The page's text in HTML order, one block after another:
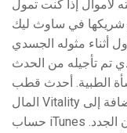
لأموال إذا كنت تمول
شريكها في ساوث ليك
أثناء مثوله الجسدي
تم تأجيله من الحدث
الطبية. أحدث قطب
المال Vitality والرهن العقاري والسلع والإجازات بالإضافة إلى
حساب iTunes الخاص بشريكها، حسبما أخبرك الفيدراليون الجدد.